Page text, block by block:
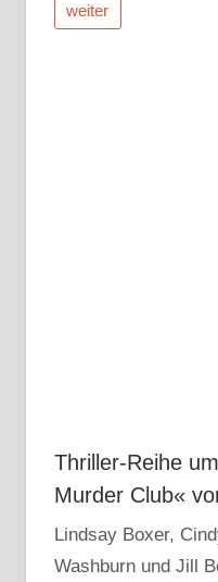
weiter
Thriller-Reihe
Murder Club«
Lindsay Boxer,
Washburn und Jill